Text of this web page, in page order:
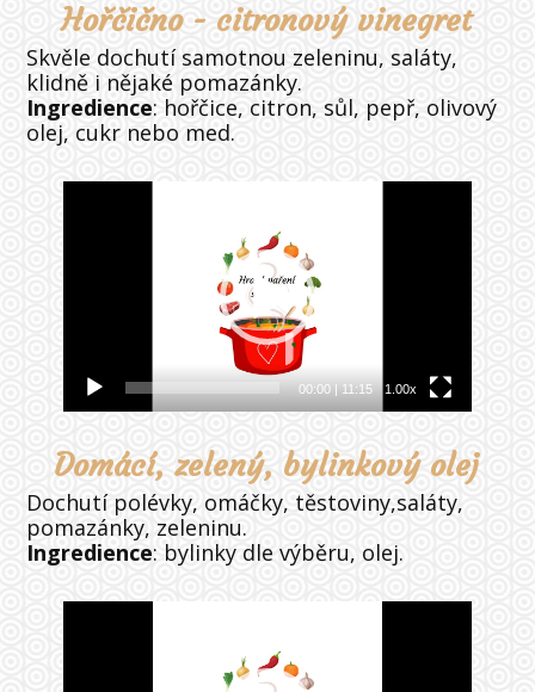
Hořčično - citronový vinegret
Skvěle dochutí samotnou zeleninu, saláty,
klidně i nějaké pomazánky.
Ingredience: hořčice, citron, sůl, pepř, olivový
olej, cukr nebo med.
00:00 | 11:15 1.00x
Domácí, zelený, bylinkový olej
Dochutí polévky, omáčky, těstoviny,saláty,
pomazánky, zeleninu.
Ingredience: bylinky dle výběru, olej.